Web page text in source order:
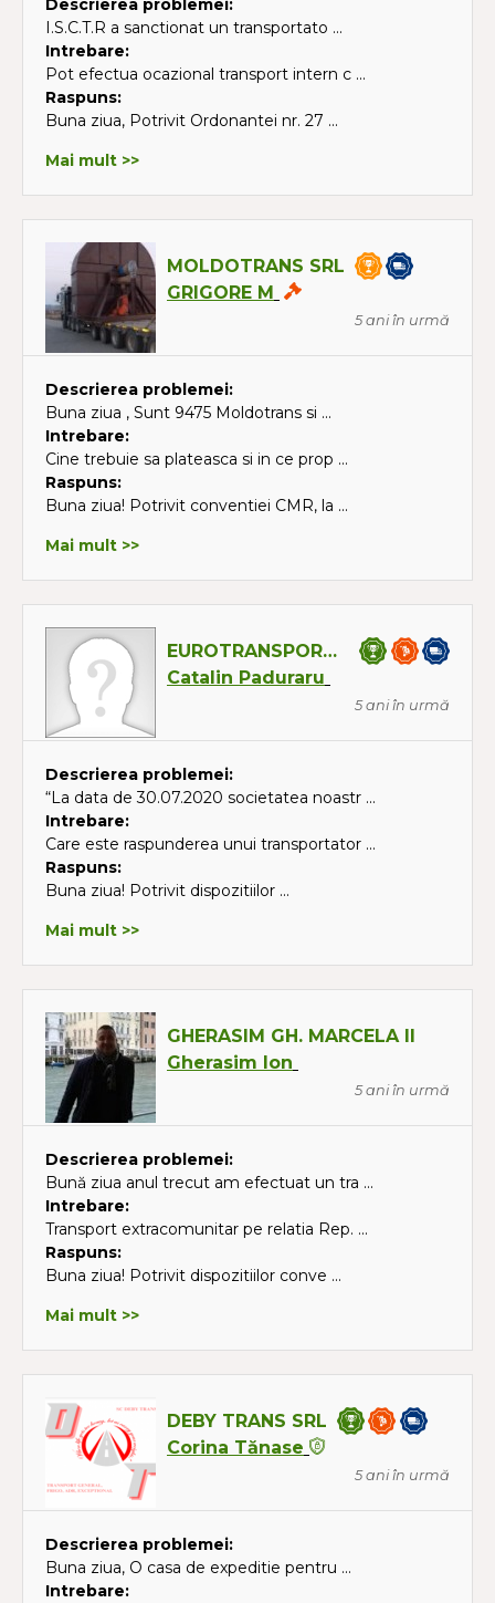
Descrierea problemei:
I.S.C.T.R a sanctionat un transportato ...
Intrebare:
Pot efectua ocazional transport intern c ...
Raspuns:
Buna ziua, Potrivit Ordonantei nr. 27 ...
Mai mult >>
MOLDOTRANS SRL
GRIGORE M
5 ani în urmă
Descrierea problemei:
Buna ziua , Sunt 9475 Moldotrans si ...
Intrebare:
Cine trebuie sa plateasca si in ce prop ...
Raspuns:
Buna ziua! Potrivit conventiei CMR, la ...
Mai mult >>
EUROTRANSPORT LOGISTICS SA
Catalin Paduraru
5 ani în urmă
Descrierea problemei:
“La data de 30.07.2020 societatea noastr ...
Intrebare:
Care este raspunderea unui transportator ...
Raspuns:
Buna ziua! Potrivit dispozitiilor ...
Mai mult >>
GHERASIM GH. MARCELA II
Gherasim Ion
5 ani în urmă
Descrierea problemei:
Bună ziua anul trecut am efectuat un tra ...
Intrebare:
Transport extracomunitar pe relatia Rep. ...
Raspuns:
Buna ziua! Potrivit dispozitiilor conve ...
Mai mult >>
DEBY TRANS SRL
Corina Tănase
5 ani în urmă
Descrierea problemei:
Buna ziua, O casa de expeditie pentru ...
Intrebare: